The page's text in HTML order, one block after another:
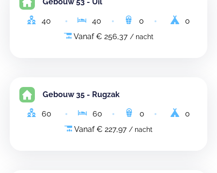
40 40 0
0
Vanaf € 256,37 / nacht
Gebouw 35 - Rugzak
60 60 0
0
Vanaf € 227,97 / nacht